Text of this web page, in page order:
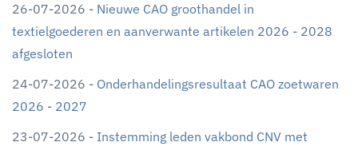
26-07-2026 - Nieuwe CAO groothandel in
textielgoederen en aanverwante artikelen 2026 - 2028
afgesloten
24-07-2026 - Onderhandelingsresultaat CAO zoetwaren
2026 - 2027
23-07-2026 - Instemming leden vakbond CNV met